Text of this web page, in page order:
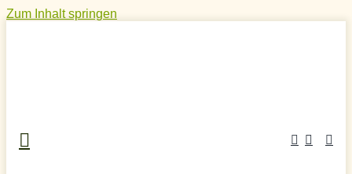
Zum Inhalt springen